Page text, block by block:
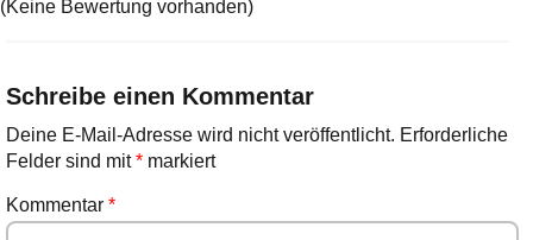
(Keine Bewertung vorhanden)
Schreibe einen Kommentar
Deine E-Mail-Adresse wird nicht veröffentlicht. Erforderliche
Felder sind mit*markiert
Kommentar *